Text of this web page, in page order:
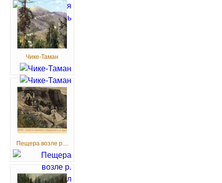
Чике-Таман
Пещера возле р....